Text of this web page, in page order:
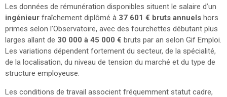
Les données de rémunération disponibles situent le salaire d’un
ingénieur fraîchement diplômé à 37 601 € bruts annuels hors
primes selon l’Observatoire, avec des fourchettes débutant plus
larges allant de 30 000 à 45 000 € bruts par an selon Gif Emploi.
Les variations dépendent fortement du secteur, de la spécialité,
de la localisation, du niveau de tension du marché et du type de
structure employeuse.
Les conditions de travail associent fréquemment statut cadre,